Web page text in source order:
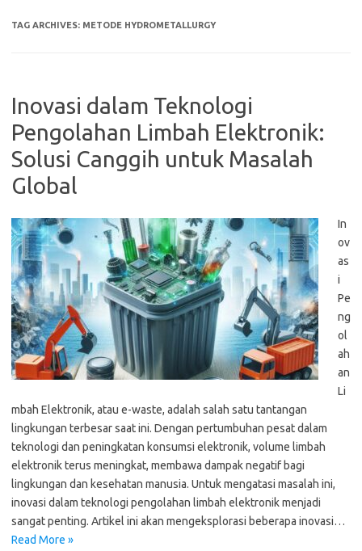
TAG ARCHIVES: METODE HYDROMETALLURGY
Inovasi dalam Teknologi
Pengolahan Limbah Elektronik:
Solusi Canggih untuk Masalah
Global
In
ov
as
i
Pe
ng
ol
ah
an
Li
mbah Elektronik, atau e-waste, adalah salah satu tantangan
lingkungan terbesar saat ini. Dengan pertumbuhan pesat dalam
teknologi dan peningkatan konsumsi elektronik, volume limbah
elektronik terus meningkat, membawa dampak negatif bagi
lingkungan dan kesehatan manusia. Untuk mengatasi masalah ini,
inovasi dalam teknologi pengolahan limbah elektronik menjadi
sangat penting. Artikel ini akan mengeksplorasi beberapa inovasi…
Read More »